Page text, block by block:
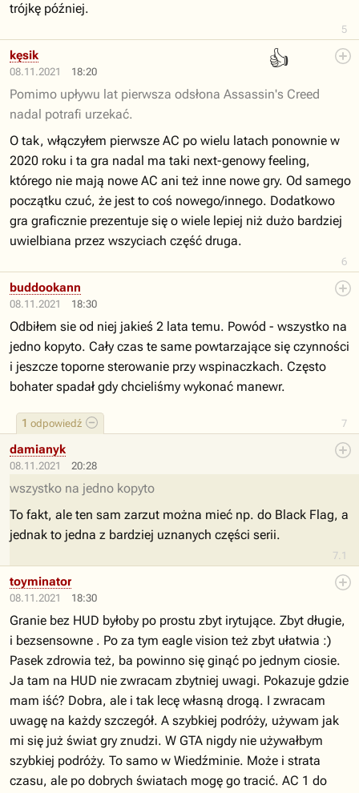
5
trójkę później.
08.11.2021 18:20
👍
6
kęsik
Pomimo upływu lat pierwsza odsłona Assassin's Creed
nadal potrafi urzekać.
O tak, włączyłem pierwsze AC po wielu latach ponownie w
2020 roku i ta gra nadal ma taki next-genowy feeling,
którego nie mają nowe AC ani też inne nowe gry. Od samego
początku czuć, że jest to coś nowego/innego. Dodatkowo
gra graficznie prezentuje się o wiele lepiej niż dużo bardziej
uwielbiana przez wszyciach część druga.
08.11.2021 18:30
7
1 odpowiedź
buddookann
Odbiłem sie od niej jakieś 2 lata temu. Powód - wszystko na
jedno kopyto. Cały czas te same powtarzające się czynności
i jeszcze toporne sterowanie przy wspinaczkach. Często
bohater spadał gdy chcieliśmy wykonać manewr.
08.11.2021 20:28
7.1
damianyk
wszystko na jedno kopyto
To fakt, ale ten sam zarzut można mieć np. do Black Flag, a
jednak to jedna z bardziej uznanych części serii.
08.11.2021 18:30
toyminator
Granie bez HUD byłoby po prostu zbyt irytujące. Zbyt długie,
i bezsensowne . Po za tym eagle vision też zbyt ułatwia :)
Pasek zdrowia też, ba powinno się ginąć po jednym ciosie.
Ja tam na HUD nie zwracam zbytniej uwagi. Pokazuje gdzie
mam iść? Dobra, ale i tak lecę własną drogą. I zwracam
uwagę na każdy szczegół. A szybkiej podróży, używam jak
mi się już świat gry znudzi. W GTA nigdy nie używałbym
szybkiej podróży. To samo w Wiedźminie. Może i strata
czasu, ale po dobrych światach mogę go tracić. AC 1 do